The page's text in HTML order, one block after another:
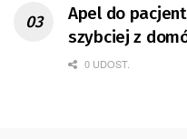
Apel do
szybciej z
0 UDOST.